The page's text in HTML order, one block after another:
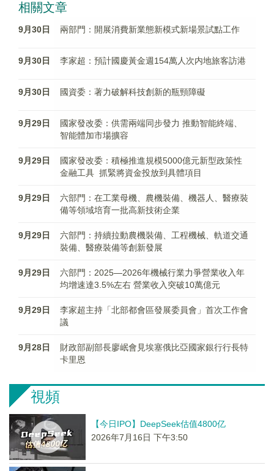
相關文章
9月30日 兩部門：開展消費新業態新模式新場景試點工作
9月30日 李家超：預計國慶黃金週154萬人次内地旅客訪港
9月30日 國資委：著力破解科技創新的瓶頸障礙
9月29日
國家發改委：供需兩端同步發力 推動智能終端、
智能體加市場擴容
9月29日
國家發改委：積極推進規模5000億元新型政策性
金融工具 抓緊將資金投放到具體項目
9月29日
六部門：在工業母機、農機裝備、機器人、醫療裝
備等領域培育一批高新技術企業
9月29日
六部門：持續拉動農機裝備、工程機械、軌道交通
裝備、醫療裝備等創新發展
9月29日
六部門：2025—2026年機械行業力爭營業收入年
均增速達3.5%左右 營業收入突破10萬億元
9月29日
李家超主持「北部都會區發展委員會」首次工作會
議
9月28日
財政部副部長廖岷會見埃塞俄比亞國家銀行行長特
卡里恩
視頻
【今日IPO】DeepSeek估值4800亿
2026年7月16日 下午3:50